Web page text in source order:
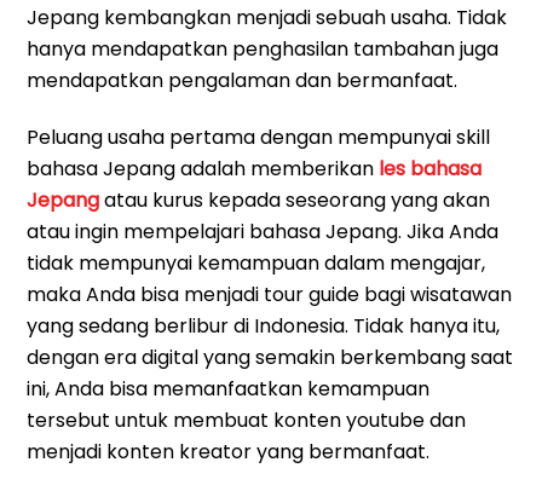
Jepang kembangkan menjadi sebuah usaha. Tidak
hanya mendapatkan penghasilan tambahan juga
mendapatkan pengalaman dan bermanfaat.
Peluang usaha pertama dengan mempunyai skill
bahasa Jepang adalah memberikan les bahasa
Jepangatau kurus kepada seseorang yang akan
atau ingin mempelajari bahasa Jepang. Jika Anda
tidak mempunyai kemampuan dalam mengajar,
maka Anda bisa menjadi tour guide bagi wisatawan
yang sedang berlibur di Indonesia. Tidak hanya itu,
dengan era digital yang semakin berkembang saat
ini, Anda bisa memanfaatkan kemampuan
tersebut untuk membuat konten youtube dan
menjadi konten kreator yang bermanfaat.